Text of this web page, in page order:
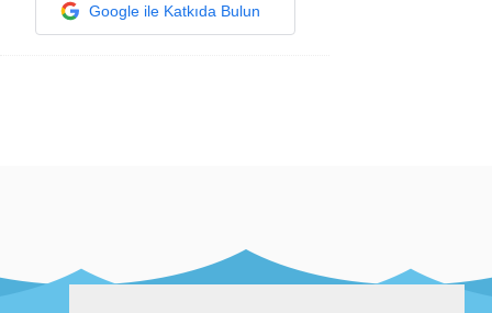
Google ile Katkıda Bulun